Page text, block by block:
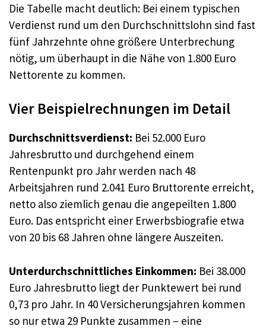
Die Tabelle macht deutlich: Bei einem typischen
Verdienst rund um den Durchschnittslohn sind fast
fünf Jahrzehnte ohne größere Unterbrechung
nötig, um überhaupt in die Nähe von 1.800 Euro
Nettorente zu kommen.
Vier Beispielrechnungen im Detail
Durchschnittsverdienst: Bei 52.000 Euro
Jahresbrutto und durchgehend einem
Rentenpunkt pro Jahr werden nach 48
Arbeitsjahren rund 2.041 Euro Bruttorente erreicht,
netto also ziemlich genau die angepeilten 1.800
Euro. Das entspricht einer Erwerbsbiografie etwa
von 20 bis 68 Jahren ohne längere Auszeiten.
Unterdurchschnittliches Einkommen: Bei 38.000
Euro Jahresbrutto liegt der Punktewert bei rund
0,73 pro Jahr. In 40 Versicherungsjahren kommen
so nur etwa 29 Punkte zusammen – eine